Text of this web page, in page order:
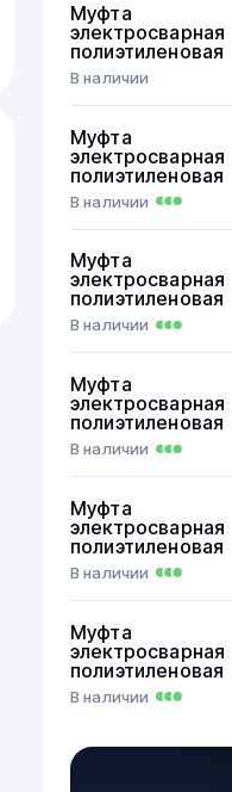
Муфта
электросварная
полиэтиленовая
В наличии
Муфта
электросварная
полиэтиленовая
В наличии
Муфта
электросварная
полиэтиленовая
В наличии
Муфта
электросварная
полиэтиленовая
В наличии
Муфта
электросварная
полиэтиленовая
В наличии
Муфта
электросварная
полиэтиленовая
В наличии